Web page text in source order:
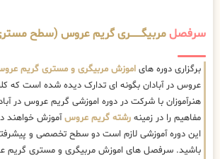
سرفصلمربیگــــــــری گریم عروس (سطح
برگزاری دوره های اموزش مربیگری و مستری گریم
عروس در آبادان بگونه ای تدارک دیده شده است که
هنرآموزان با شرکت در دوره اموزشی گریم عروس در
مفاهیم را در زمینه رشته گریم عروسآموزش خواهند
این دوره آموزشی لازم است دو سطح تخصصی و پیشرفته
باشید. سرفصل های اموزش مربیگری و مستری گریم